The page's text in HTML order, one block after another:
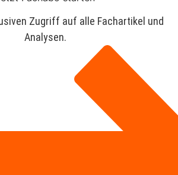
Zugriff auf alle Fachartikel und
Analysen.